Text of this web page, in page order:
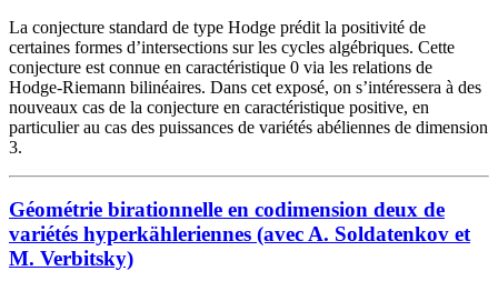
La conjecture standard de type Hodge prédit la positivité de
certaines formes d’intersections sur les cycles algébriques. Cette
conjecture est connue en caractéristique 0 via les relations de
Hodge-Riemann bilinéaires. Dans cet exposé, on s’intéressera à des
nouveaux cas de la conjecture en caractéristique positive, en
particulier au cas des puissances de variétés abéliennes de dimension
3.
Géométrie birationnelle en codimension deux de
variétés hyperkähleriennes (avec A. Soldatenkov et
M. Verbitsky)